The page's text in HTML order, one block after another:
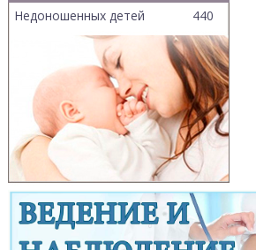
Недоношенных детей
440